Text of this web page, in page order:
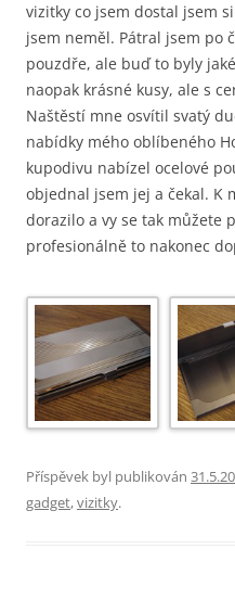
vizitky co jsem dostal jsem
jsem neměl. Pátral jsem po
pouzdře, ale buď to byly
naopak krásné kusy, ale s
Naštěstí mne osvítil svatý
nabídky mého oblíbeného
kupodivu nabízel ocelové
objednal jsem jej a čekal. K
dorazilo a vy se tak můžete
profesionálně to nakonec
Příspěvek byl publikován
gadget,vizitky.